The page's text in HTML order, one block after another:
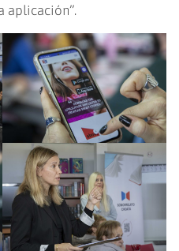
aplicación”.